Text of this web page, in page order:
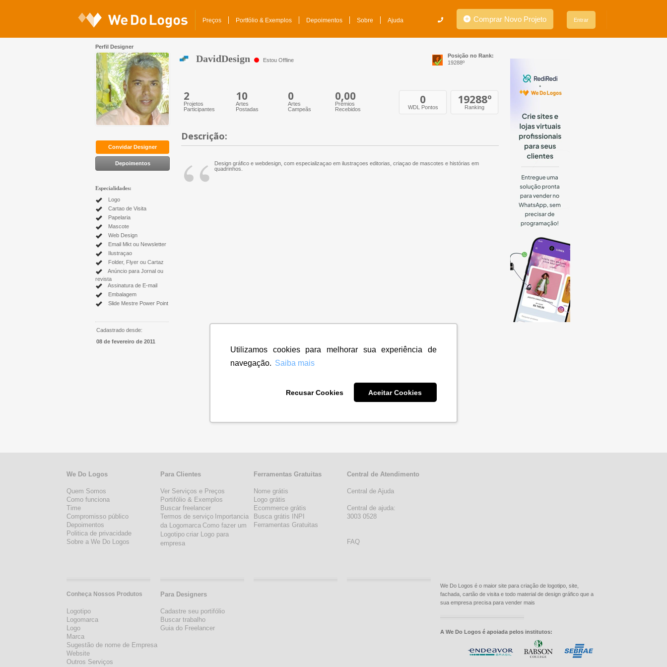
Utilizamos cookies para melhorar sua experiência de
navegação. Saiba mais
Recusar Cookies Aceitar Cookies
Preços Portfólio & Exemplos Depoimentos Sobre Ajuda Comprar Novo Projeto Entrar
Convidar Designer
Depoimentos
Especialidades:
Logo
Cartao de Visita
Papelaria
Mascote
Web Design
Email Mkt ou Newsletter
Ilustraçao
Folder, Flyer ou Cartaz
Anúncio para Jornal ou
revista
Assinatura de E-mail
Embalagem
Slide Mestre Power Point
Cadastrado desde:
08 de fevereiro de 2011
DavidDesign Estou Offline
Posição no Rank:
19288º
Perfil Designer
2
Projetos
Participantes
10
Artes
Postadas
0
Artes
Campeãs
0,00
Prêmios
Recebidos
0
WDL Pontos
19288º
Ranking
Descrição:
“
Design gráfico e webdesign, com especializaçao em ilustraçoes editorias, criaçao de mascotes e histórias em
quadrinhos.
We Do Logos
Quem Somos
Como funciona
Time
Compromisso público
Depoimentos
Politica de privacidade
Sobre a We Do Logos
Conheça Nossos Produtos
Logotipo
Logomarca
Logo
Marca
Sugestão de nome de Empresa
Website
Outros Serviços
Para Clientes
Ver Serviços e Preços
Portifólio & Exemplos
Buscar freelancer
Termos de serviço Importancia
da Logomarca Como fazer um
Logotipo criar Logo para
empresa
Para Designers
Cadastre seu portifólio
Buscar trabalho
Guia do Freelancer
Ferramentas Gratuitas
Nome grátis
Logo grátis
Ecommerce grátis
Busca grátis INPI
Ferramentas Gratuitas
Central de Atendimento
Central de Ajuda
Central de ajuda:
3003 0528
FAQ
We Do Logos é o maior site para criação de logotipo, site,
fachada, cartão de visita e todo material de design gráfico que a
sua empresa precisa para vender mais
A We Do Logos é apoiada pelos institutos: